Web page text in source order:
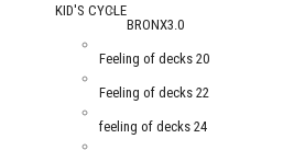
KID'S CYCLE
BRONX3.0
Feeling of decks 20
Feeling of decks 22
feeling of decks 24